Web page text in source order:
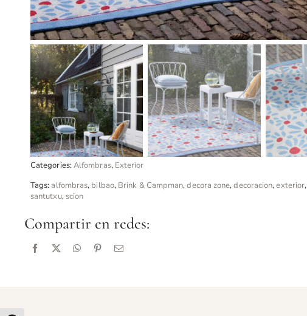
Categories:Alfombras, Exterior
Tags:alfombras, bilbao, Brink & Campman,decora zone,decoracion,exterior,
santutxu, scion
Compartir en redes: